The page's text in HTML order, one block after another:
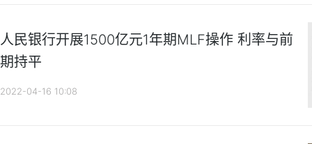
人民银行开展1500亿元1年期MLF操作 利率与前
期持平
2022-04-16 10:08